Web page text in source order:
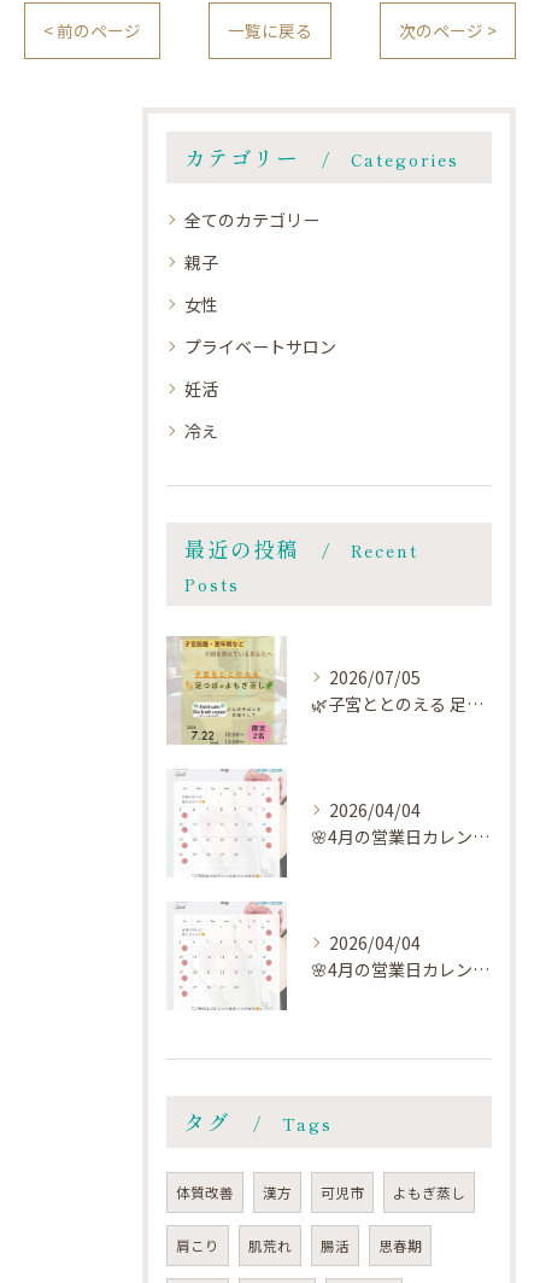
< 前のページ 一覧に戻る 次のページ >
カテゴリー Categories
全てのカテゴリー
親子
女性
プライベートサロン
妊活
冷え
最近の投稿
Recent
Posts
2026/07/05
🌿子宮ととのえる 足つぼ×よもぎ蒸し🌿
2026/04/04
🌸4月の営業日カレンダー🗓️です🌸
2026/04/04
🌸4月の営業日カレンダー🗓️です🌸
タグ Tags
体質改善 漢方 可児市 よもぎ蒸し
肩こり 肌荒れ 腸活 思春期